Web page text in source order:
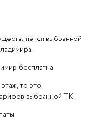
выбранной
бесплатна.
то это
выбранной ТК.